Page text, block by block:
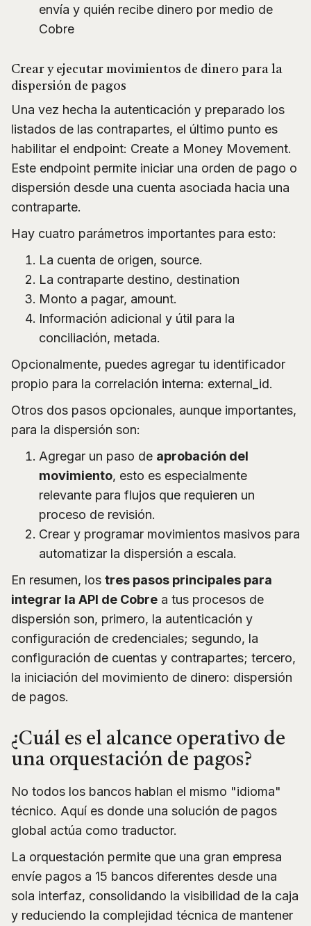
envía y quién recibe dinero por medio de
Cobre
Crear y ejecutar movimientos de dinero para la
dispersión de pagos
Una vez hecha la autenticación y preparado los
listados de las contrapartes, el último punto es
habilitar el endpoint: Create a Money Movement.
Este endpoint permite iniciar una orden de pago o
dispersión desde una cuenta asociada hacia una
contraparte.
Hay cuatro parámetros importantes para esto:
La cuenta de origen, source.
La contraparte destino, destination
Monto a pagar, amount.
Información adicional y útil para la
conciliación, metada.
Opcionalmente, puedes agregar tu identificador
propio para la correlación interna: external_id.
Otros dos pasos opcionales, aunque importantes,
para la dispersión son:
Agregar un paso de aprobación del
movimiento, esto es especialmente
relevante para flujos que requieren un
proceso de revisión.
Crear y programar movimientos masivos para
automatizar la dispersión a escala.
En resumen, los tres pasos principales para
integrar la API de Cobre a tus procesos de
dispersión son, primero, la autenticación y
configuración de credenciales; segundo, la
configuración de cuentas y contrapartes; tercero,
la iniciación del movimiento de dinero: dispersión
de pagos.
¿Cuál es el alcance operativo de
una orquestación de pagos?
No todos los bancos hablan el mismo "idioma"
técnico. Aquí es donde una solución de pagos
global actúa como traductor.
La orquestación permite que una gran empresa
envíe pagos a 15 bancos diferentes desde una
sola interfaz, consolidando la visibilidad de la caja
y reduciendo la complejidad técnica de mantener